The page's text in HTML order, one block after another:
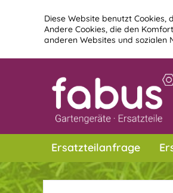
Diese Website benutzt
Andere Cookies, die den
anderen Websites und sozialen
Ersatzteilanfrage